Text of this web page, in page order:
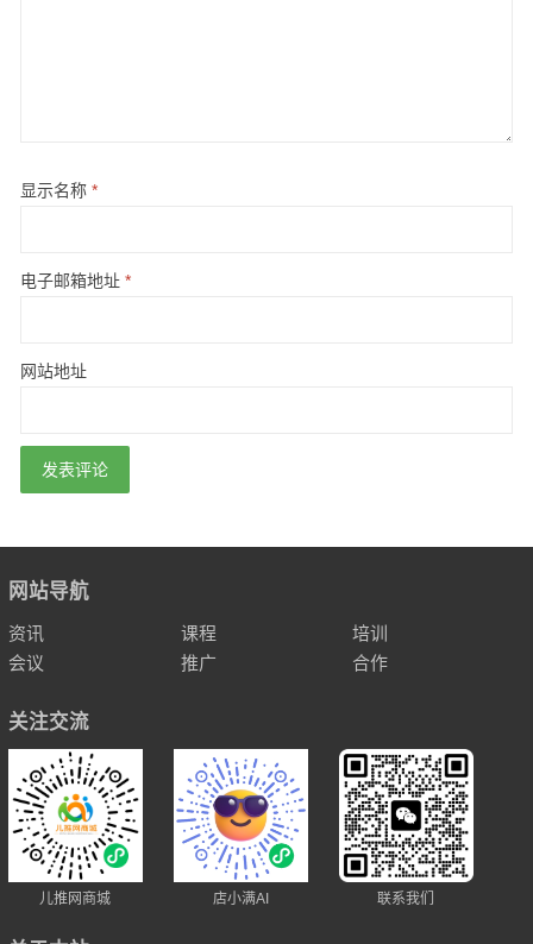
显示名称 *
电子邮箱地址 *
网站地址
网站导航
资讯 课程
培训
会议
推广 合作
关注交流
儿推网商城 店小满AI 联系我们